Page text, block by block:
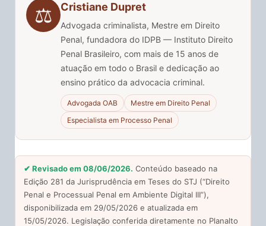
⚖️ Cristiane Dupret
Advogada criminalista, Mestre em Direito
Penal, fundadora do IDPB — Instituto Direito
Penal Brasileiro, com mais de 15 anos de
atuação em todo o Brasil e dedicação ao
ensino prático da advocacia criminal.
Advogada OAB
Mestre em Direito Penal
Especialista em Processo Penal
✔ Revisado em 08/06/2026. Conteúdo baseado na
Edição 281 da Jurisprudência em Teses do STJ (“Direito
Penal e Processual Penal em Ambiente Digital III”),
disponibilizada em 29/05/2026 e atualizada em
15/05/2026. Legislação conferida diretamente no Planalto